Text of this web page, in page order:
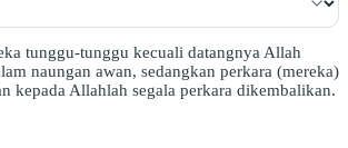
tunggu-tunggu kecuali datangnya Allah
naungan awan, sedangkan perkara (mereka)
kepada Allahlah segala perkara dikembalikan.